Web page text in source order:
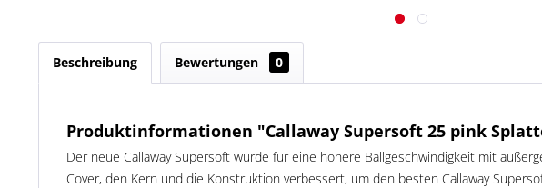
Beschreibung Bewertungen 0
Produktinformationen "Callaway Supersoft 25 pink
Der neue Callaway Supersoft wurde für eine höhere Ballgeschwindigkeit mit
Cover, den Kern und die Konstruktion verbessert, um den besten Callaway